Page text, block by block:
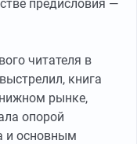
предисловия —
читателя в
книга
рынке,
опорой
и основным